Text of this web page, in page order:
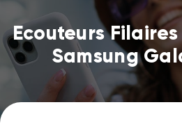
Ecouteurs
Samsung